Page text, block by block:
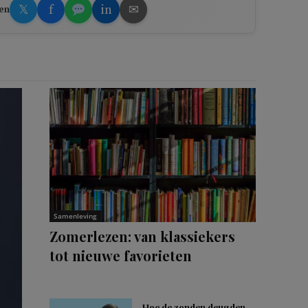
𝕏 f in ✉
Samenleving
Zomerlezen: van klassiekers
tot nieuwe favorieten